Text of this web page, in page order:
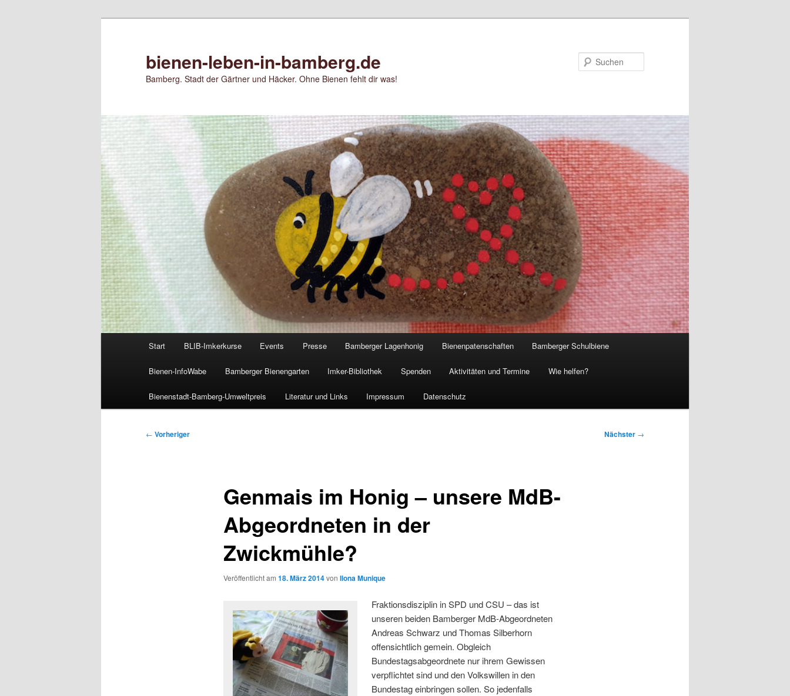
bienen-leben-in-bamberg.de
Bamberg. Stadt der Gärtner und Häcker. Ohne Bienen fehlt dir was!
Start BLIB-Imkerkurse Events Presse Bamberger Lagenhonig Bienenpatenschaften Bamberger Schulbiene
Bienen-InfoWabe Bamberger Bienengarten Imker-Bibliothek Spenden Aktivitäten und Termine Wie helfen?
Bienenstadt-Bamberg-Umweltpreis Literatur und Links Impressum Datenschutz
Beitragsnavigation
← Vorheriger Nächster →
Genmais im Honig – unsere MdB-
Abgeordneten in der
Zwickmühle?
Veröffentlicht am 18. März 2014von Ilona Munique
Fraktionsdisziplin in SPD und CSU – das ist
unseren beiden Bamberger MdB-Abgeordneten
Andreas Schwarz und Thomas Silberhorn
offensichtlich gemein. Obgleich
Bundestagsabgeordnete nur ihrem Gewissen
verpflichtet sind und den Volkswillen in den
Bundestag einbringen sollen. So jedenfalls